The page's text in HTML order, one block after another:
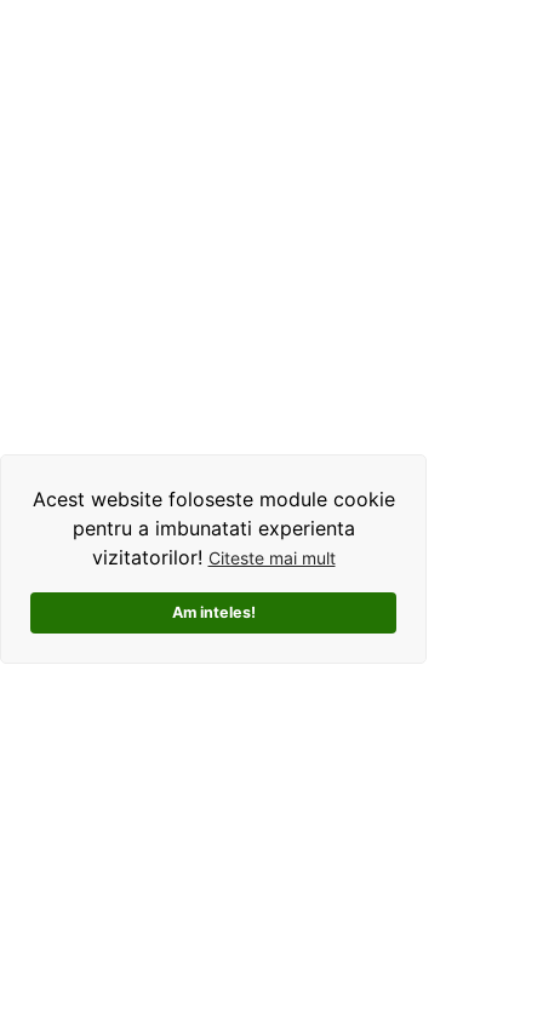
Acest website foloseste module cookie
pentru a imbunatati experienta
vizitatorilor! Citeste mai mult
Am inteles!